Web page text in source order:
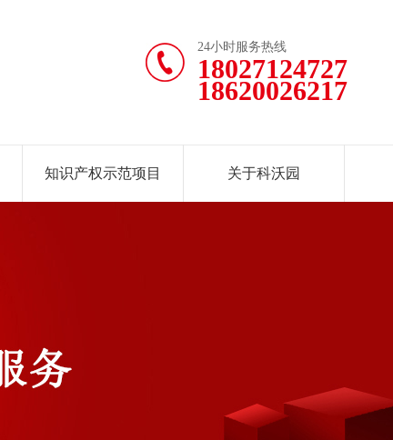
24小时服务热线
18027124727
18620026217
知识产权示范项目 关于科沃园